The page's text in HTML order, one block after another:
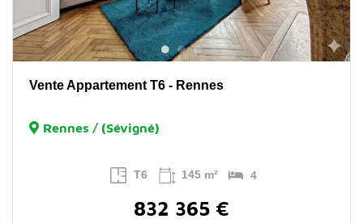
Vente Appartement T6 - Rennes
Rennes / (Sévigné)
T6 145 m² 4
832 365 €